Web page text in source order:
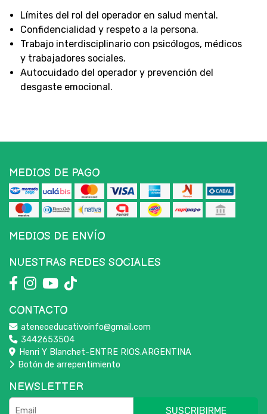
Límites del rol del operador en salud mental.
Confidencialidad y respeto a la persona.
Trabajo interdisciplinario con psicólogos, médicos
y trabajadores sociales.
Autocuidado del operador y prevención del
desgaste emocional.
MEDIOS DE PAGO
MEDIOS DE ENVÍO
NUESTRAS REDES SOCIALES
CONTACTO
ateneoeducativoinfo@gmail.com
3442653504
Henri Y Blanchet-ENTRE RIOS.ARGENTINA
Botón de arrepentimiento
NEWSLETTER
SUSCRIBIRME